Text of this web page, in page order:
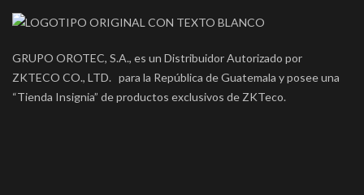
GRUPO OROTEC, S.A., es un Distribuidor Autorizado por
ZKTECO CO., LTD. para la República de Guatemala y posee una
“Tienda Insignia” de productos exclusivos de ZKTeco.